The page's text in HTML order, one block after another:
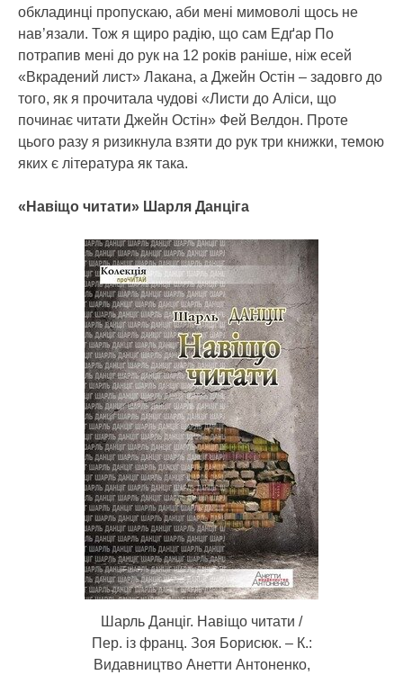
обкладинці пропускаю, аби мені мимоволі щось не
нав’язали. Тож я щиро радію, що сам Едґар По
потрапив мені до рук на 12 років раніше, ніж есей
«Вкрадений лист» Лакана, а Джейн Остін – задовго до
того, як я прочитала чудові «Листи до Аліси, що
починає читати Джейн Остін» Фей Велдон. Проте
цього разу я ризикнула взяти до рук три книжки, темою
яких є література як така.
«Навіщо читати» Шарля Данціга
Шарль Данціг. Навіщо читати /
Пер. із франц. Зоя Борисюк. – К.:
Видавництво Анетти Антоненко,